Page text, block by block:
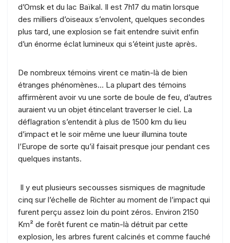
d’Omsk et du lac Baïkal. Il est 7h17 du matin lorsque
des milliers d’oiseaux s’envolent, quelques secondes
plus tard, une explosion se fait entendre suivit enfin
d’un énorme éclat lumineux qui s’éteint juste après.
De nombreux témoins virent ce matin-là de bien
étranges phénomènes… La plupart des témoins
affirmèrent avoir vu une sorte de boule de feu, d’autres
auraient vu un objet étincelant traverser le ciel. La
déflagration s’entendit à plus de 1500 km du lieu
d’impact et le soir même une lueur illumina toute
l’Europe de sorte qu’il faisait presque jour pendant ces
quelques instants.
Il y eut plusieurs secousses sismiques de magnitude
cinq sur l’échelle de Richter au moment de l’impact qui
furent perçu assez loin du point zéros. Environ 2150
Km² de forêt furent ce matin-là détruit par cette
explosion, les arbres furent calcinés et comme fauché